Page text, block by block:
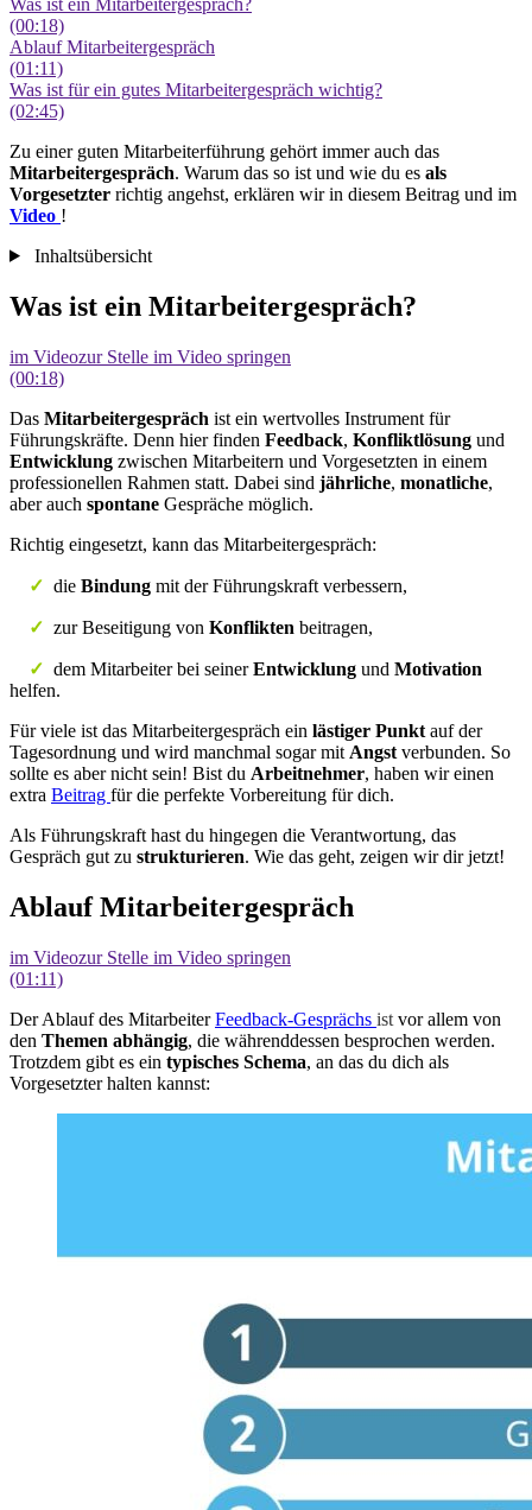
(00:18)
Ablauf Mitarbeitergespräch
(01:11)
Was ist für ein gutes Mitarbeitergespräch wichtig?
(02:45)
Zu einer guten Mitarbeiterführung gehört immer auch das
Mitarbeitergespräch. Warum das so ist und wie du es als
Vorgesetzter richtig angehst, erklären wir in diesem Beitrag und im
Video !
Inhaltsübersicht
Was ist ein Mitarbeitergespräch?
im Videozur Stelle im Video springen
(00:18)
Das Mitarbeitergespräch ist ein wertvolles Instrument für
Führungskräfte. Denn hier finden Feedback, Konfliktlösung und
Entwicklung zwischen Mitarbeitern und Vorgesetzten in einem
professionellen Rahmen statt. Dabei sind jährliche, monatliche,
aber auch spontane Gespräche möglich.
Richtig eingesetzt, kann das Mitarbeitergespräch:
✓ die Bindung mit der Führungskraft verbessern,
✓ zur Beseitigung von Konflikten beitragen,
✓ dem Mitarbeiter bei seinerEntwicklung und Motivation
helfen.
Für viele ist das Mitarbeitergespräch ein lästiger Punkt auf der
Tagesordnung und wird manchmal sogar mit Angst verbunden. So
sollte es aber nicht sein! Bist du Arbeitnehmer, haben wir einen
extra Beitrag für die perfekte Vorbereitung für dich.
Als Führungskraft hast du hingegen die Verantwortung, das
Gespräch gut zu strukturieren. Wie das geht, zeigen wir dir jetzt!
Ablauf Mitarbeitergespräch
im Videozur Stelle im Video springen
(01:11)
Der Ablauf des MitarbeiterFeedback-Gesprächs ist vor allem von
den Themen abhängig, die währenddessen besprochen werden.
Trotzdem gibt es ein typisches Schema, an das du dich als
Vorgesetzter halten kannst: